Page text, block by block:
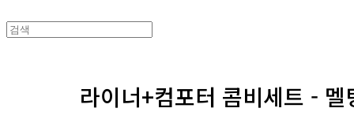
라이너+컴포터 콤비세트 - 멜